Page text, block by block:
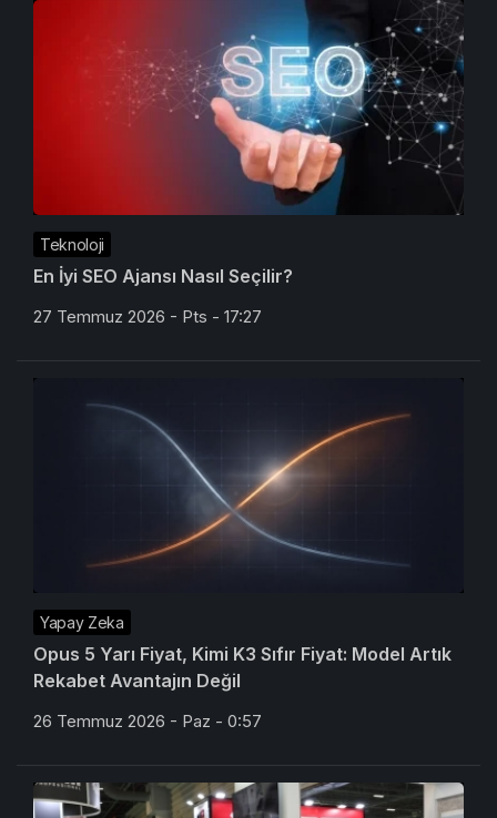
Teknoloji
En İyi SEO Ajansı Nasıl Seçilir?
27 Temmuz 2026 - Pts - 17:27
Yapay Zeka
Opus 5 Yarı Fiyat, Kimi K3 Sıfır Fiyat: Model Artık
Rekabet Avantajın Değil
26 Temmuz 2026 - Paz - 0:57